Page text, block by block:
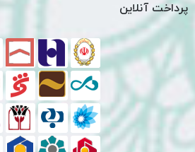
پرداخت آنلاین